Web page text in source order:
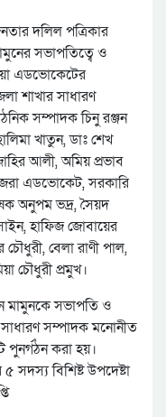
দলিল পত্রিকার
সভাপতিত্বে ও
এডভোকেটের
শাখার সাধারণ
সম্পাদক চিনু রঞ্জন
খাতুন, ডাঃ শেখ
আলী, অমিয় প্রভাব
এডভোকেট, সরকারি
অনুপম ভদ্র, সৈয়দ
হাফিজ জোবায়ের
বেলা রাণী পাল,
চৌধুরী প্রমুখ।
মামুনকে সভাপতি ও
সম্পাদক মনোনীত
পুনর্গঠন করা হয়।
সদস্য বিশিষ্ট উপদেষ্টা